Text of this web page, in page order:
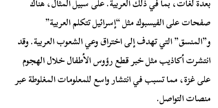
صفحات على الفيسبوك مثل “إسرائيل تتكلم العربية”
و”المنسق” التي تهدف إلى اختراق وعي الشعوب العربية. وقد
انتشرت أكاذيب مثل خبر قطع رؤوس الأطفال خلال الهجوم
على غزة، مما تسبب في انتشار واسع للمعلومات المغلوطة عبر
منصات التواصل.